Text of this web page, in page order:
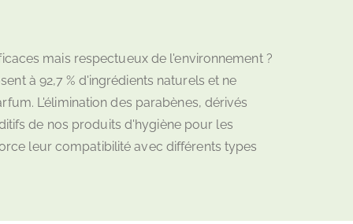
mais respectueux de l'environnement ?
à 92,7 % d'ingrédients naturels et ne
L'élimination des parabènes, dérivés
de nos produits d'hygiène pour les
leur compatibilité avec différents types